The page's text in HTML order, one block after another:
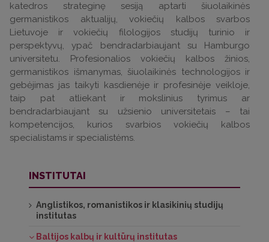
katedros strateginę sesiją aptarti šiuolaikinės
germanistikos aktualijų, vokiečių kalbos svarbos
Lietuvoje ir vokiečių filologijos studijų turinio ir
perspektyvų, ypač bendradarbiaujant su Hamburgo
universitetu. Profesionalios vokiečių kalbos žinios,
germanistikos išmanymas, šiuolaikinės technologijos ir
gebėjimas jas taikyti kasdienėje ir profesinėje veikloje,
taip pat atliekant ir mokslinius tyrimus ar
bendradarbiaujant su užsienio universitetais – tai
kompetencijos, kurios svarbios vokiečių kalbos
specialistams ir specialistėms.
INSTITUTAI
Anglistikos, romanistikos ir klasikinių studijų
institutas
Baltijos kalbų ir kultūrų institutas